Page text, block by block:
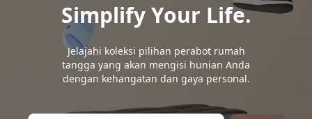
Simplify Your Life.
Jelajahi koleksi pilihan perabot rumah
tangga yang akan mengisi hunian Anda
dengan kehangatan dan gaya personal.